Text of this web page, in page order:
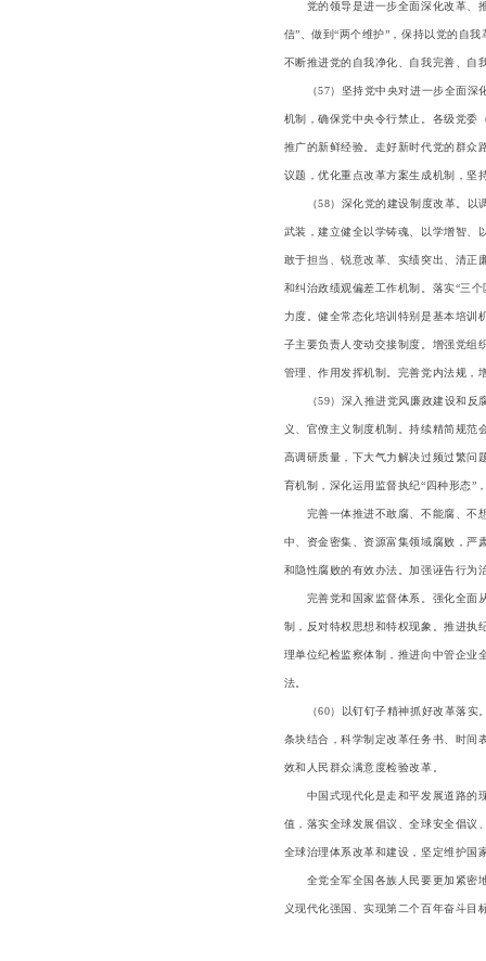
党的领导是进一步全面深化改革、推
信”、做到“两个维护”，保持以党的自
不断推进党的自我净化、自我完善、自
（57）坚持党中央对进一步全面深化
机制，确保党中央令行禁止。各级党委
推广的新鲜经验。走好新时代党的群众
议题，优化重点改革方案生成机制，坚
（58）深化党的建设制度改革。以调
武装，建立健全以学铸魂、以学增智、
敢于担当、锐意改革、实绩突出、清正
和纠治政绩观偏差工作机制。落实“三
力度。健全常态化培训特别是基本培训
子主要负责人变动交接制度。增强党组
管理、作用发挥机制。完善党内法规，
（59）深入推进党风廉政建设和反腐
义、官僚主义制度机制。持续精简规
高调研质量，下大气力解决过频过繁问
育机制，深化运用监督执纪“四种形态”
完善一体推进不敢腐、不能腐、不想
中、资金密集、资源富集领域腐败，严
和隐性腐败的有效办法。加强诬告行为
完善党和国家监督体系。强化全面从
制，反对特权思想和特权现象。推进执
理单位纪检监察体制，推进向中管企业
法。
（60）以钉钉子精神抓好改革落实。
条块结合，科学制定改革任务书、时间
效和人民群众满意度检验改革。
中国式现代化是走和平发展道路的现
值，落实全球发展倡议、全球安全倡议
全球治理体系改革和建设，坚定维护国
全党全军全国各族人民要更加紧密地
义现代化强国、实现第二个百年奋斗